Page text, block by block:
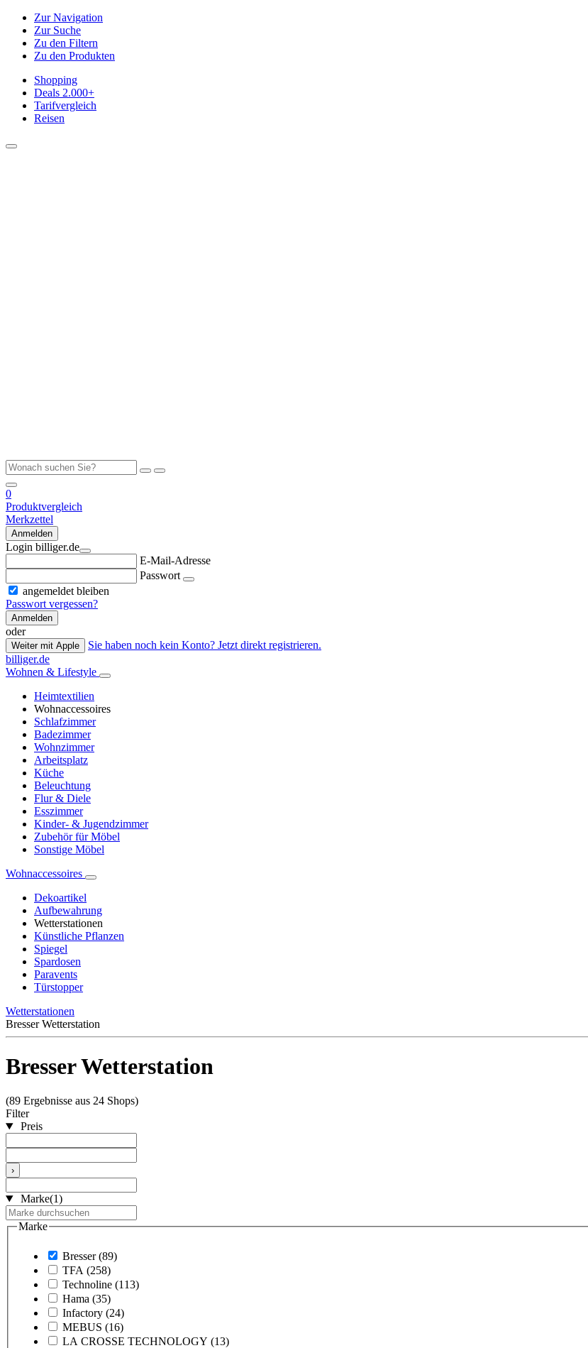
Zur Navigation
Zur Suche
Zu den Filtern
Zu den Produkten
Shopping
Deals 2.000+
Tarifvergleich
Reisen
0
Produktvergleich
Merkzettel
Anmelden
Login billiger.de
E-Mail-Adresse
Passwort
angemeldet bleiben
Passwort vergessen?
Anmelden
oder
Weiter mit Apple
Sie haben noch kein Konto? Jetzt direkt registrieren.
billiger.de
Wohnen & Lifestyle
Heimtextilien
Wohnaccessoires
Schlafzimmer
Badezimmer
Wohnzimmer
Arbeitsplatz
Küche
Beleuchtung
Flur & Diele
Esszimmer
Kinder- & Jugendzimmer
Zubehör für Möbel
Sonstige Möbel
Wohnaccessoires
Dekoartikel
Aufbewahrung
Wetterstationen
Künstliche Pflanzen
Spiegel
Spardosen
Paravents
Türstopper
Wetterstationen
Bresser Wetterstation
Bresser Wetterstation
(89 Ergebnisse aus 24 Shops)
Filter
Preis
›
Marke(1)
Marke
Bresser (89)
TFA (258)
Technoline (113)
Hama (35)
Infactory (24)
MEBUS (16)
LA CROSSE TECHNOLOGY (13)